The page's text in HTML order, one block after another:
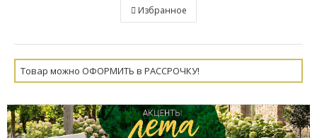
Избранное
Товар можно ОФОРМИТЬ в РАССРОЧКУ!